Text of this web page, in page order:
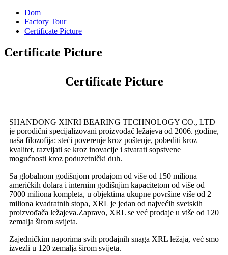
Dom
Factory Tour
Certificate Picture
Certificate Picture
Certificate Picture
SHANDONG XINRI BEARING TECHNOLOGY CO., LTD
je porodični specijalizovani proizvođač ležajeva od 2006. godine,
naša filozofija: steći poverenje kroz poštenje, pobediti kroz
kvalitet, razvijati se kroz inovacije i stvarati sopstvene
mogućnosti kroz poduzetnički duh.
Sa globalnom godišnjom prodajom od više od 150 miliona
američkih dolara i internim godišnjim kapacitetom od više od
7000 miliona kompleta, u objektima ukupne površine više od 2
miliona kvadratnih stopa, XRL je jedan od najvećih svetskih
proizvođača ležajeva.Zapravo, XRL se već prodaje u više od 120
zemalja širom svijeta.
Zajedničkim naporima svih prodajnih snaga XRL ležaja, već smo
izvezli u 120 zemalja širom svijeta.